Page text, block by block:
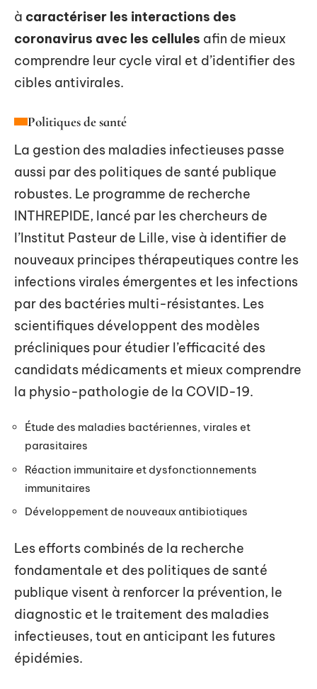
à caractériser les interactions des
coronavirus avec les cellules afin de mieux
comprendre leur cycle viral et d’identifier des
cibles antivirales.
Politiques de santé
La gestion des maladies infectieuses passe
aussi par des politiques de santé publique
robustes. Le programme de recherche
INTHREPIDE, lancé par les chercheurs de
l’Institut Pasteur de Lille, vise à identifier de
nouveaux principes thérapeutiques contre les
infections virales émergentes et les infections
par des bactéries multi-résistantes. Les
scientifiques développent des modèles
précliniques pour étudier l’efficacité des
candidats médicaments et mieux comprendre
la physio-pathologie de la COVID-19.
Étude des maladies bactériennes, virales et
parasitaires
Réaction immunitaire et dysfonctionnements
immunitaires
Développement de nouveaux antibiotiques
Les efforts combinés de la recherche
fondamentale et des politiques de santé
publique visent à renforcer la prévention, le
diagnostic et le traitement des maladies
infectieuses, tout en anticipant les futures
épidémies.